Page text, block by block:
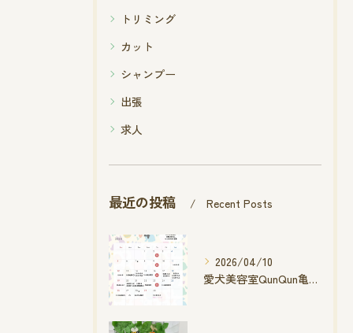
トリミング
カット
シャンプー
出張
求人
最近の投稿 Recent Posts
2026/04/10
愛犬美容室QunQun亀山エコー店